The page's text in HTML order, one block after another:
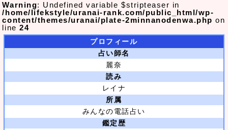
Warning: Undefined variable $stripteaser in
/home/lifekstyle/uranai-rank.com/public_html/wp-
content/themes/uranai/plate-2minnanodenwa.php on
line24
プロフィール
占い師名
麗奈
読み
レイナ
所属
みんなの電話占い
鑑定歴